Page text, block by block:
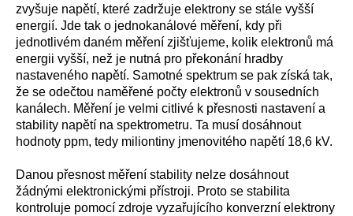
zvyšuje napětí, které zadržuje elektrony se stále vyšší
energií. Jde tak o jednokanálové měření, kdy při
jednotlivém daném měření zjišťujeme, kolik elektronů má
energii vyšší, než je nutná pro překonání hradby
nastaveného napětí. Samotné spektrum se pak získá tak,
že se odečtou naměřené počty elektronů v sousedních
kanálech. Měření je velmi citlivé k přesnosti nastavení a
stability napětí na spektrometru. Ta musí dosáhnout
hodnoty ppm, tedy miliontiny jmenovitého napětí 18,6 kV.
Danou přesnost měření stability nelze dosáhnout
žádnými elektronickými přístroji. Proto se stabilita
kontroluje pomocí zdroje vyzařujícího konverzní elektrony